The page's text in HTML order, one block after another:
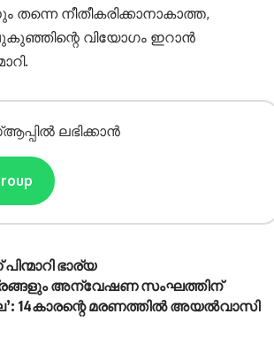
നീതീകരിക്കാനാകാത്ത,
വിയോഗം ഇറാൻ
ലഭിക്കാൻ
ഭാര്യ
അന്വേഷണ സംഘത്തിന്
14കാരന്റെ മരണത്തിൽ അയൽവാസി